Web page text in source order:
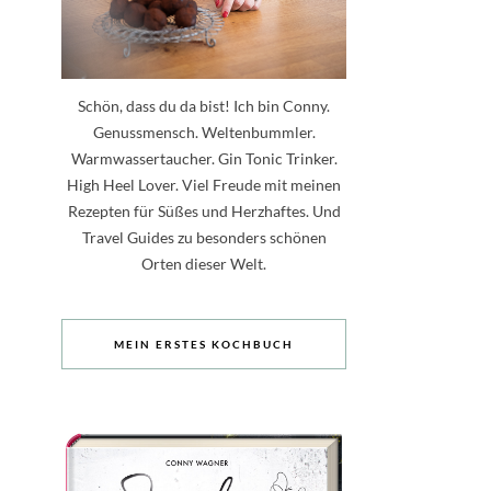
Schön, dass du da bist! Ich bin Conny.
Genussmensch. Weltenbummler.
Warmwassertaucher. Gin Tonic Trinker.
High Heel Lover. Viel Freude mit meinen
Rezepten für Süßes und Herzhaftes. Und
Travel Guides zu besonders schönen
Orten dieser Welt.
MEIN ERSTES KOCHBUCH